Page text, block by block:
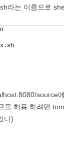
라는 이름으로
source
을 허용 하려면
다)